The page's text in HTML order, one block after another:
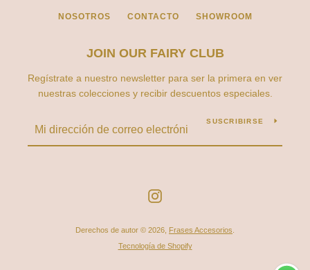
NOSOTROS CONTACTO SHOWROOM
JOIN OUR FAIRY CLUB
Regístrate a nuestro newsletter para ser la primera en ver
nuestras colecciones y recibir descuentos especiales.
SUSCRIBIRSE
Derechos de autor © 2026, Frases Accesorios
Tecnología de Shopify